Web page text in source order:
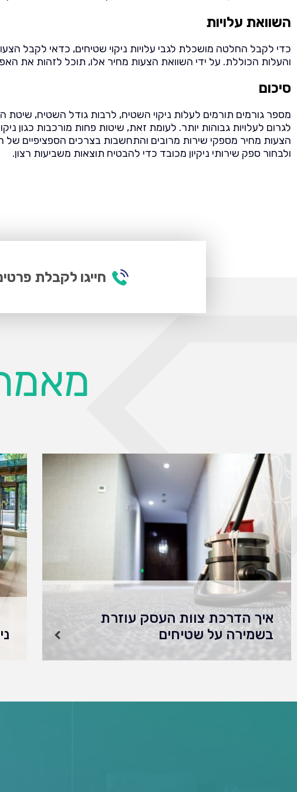
השוואת עלויות
כדי לקבל החלטה מושכלת לגבי עלויות ניקוי שטיחים, כדאי לקבל
והעלות הכוללת. על ידי השוואת הצעות מחיר אלו, תוכל לזהות את
סיכום
מספר גורמים תורמים לעלות ניקוי השטיח, לרבות גודל השטיח, שיטת
לגרום לעלויות גבוהות יותר. לעומת זאת, שיטות פחות מורכבות כגון
הצעות מחיר מספקי שירות מרובים והתחשבות בצרכים הספציפיים של
ולבחור ספק שירותי ניקיון מכובד כדי להבטיח תוצאות משביעות רצון.
חייגו לקבלת
איך הדרכת צוות העסק עוזרת
בשמירה על שטיחים
המקצועיות שלכם, על תשומת הלב לפרטים…